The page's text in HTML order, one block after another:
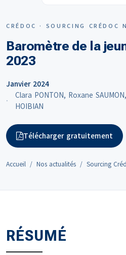
CRÉDOC · SOURCING CRÉDOC
Baromètre de la
2023
Janvier 2024
Clara PONTON, Roxane
HOIBIAN
Télécharger gratuitement
Accueil Nos actualités Sourcing
RÉSUMÉ